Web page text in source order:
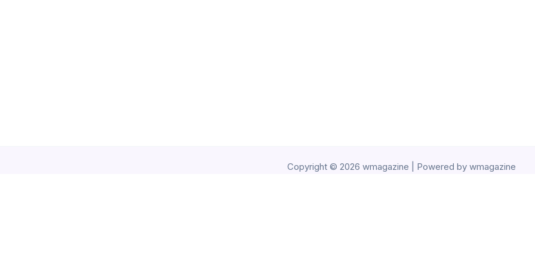
Copyright © 2026 wmagazine | Powered by wmagazine